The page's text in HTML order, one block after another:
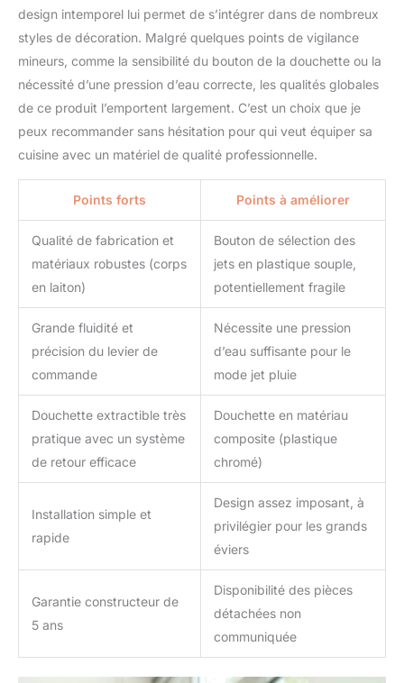
design intemporel lui permet de s’intégrer dans de nombreux
styles de décoration. Malgré quelques points de vigilance
mineurs, comme la sensibilité du bouton de la douchette ou la
nécessité d’une pression d’eau correcte, les qualités globales
de ce produit l’emportent largement. C’est un choix que je
peux recommander sans hésitation pour qui veut équiper sa
cuisine avec un matériel de qualité professionnelle.
Points forts Points à améliorer
Qualité de fabrication et
matériaux robustes (corps
en laiton)
Bouton de sélection des
jets en plastique souple,
potentiellement fragile
Grande fluidité et
précision du levier de
commande
Nécessite une pression
d’eau suffisante pour le
mode jet pluie
Douchette extractible très
pratique avec un système
de retour efficace
Douchette en matériau
composite (plastique
chromé)
Installation simple et
rapide
Design assez imposant, à
privilégier pour les grands
éviers
Garantie constructeur de
5 ans
Disponibilité des pièces
détachées non
communiquée